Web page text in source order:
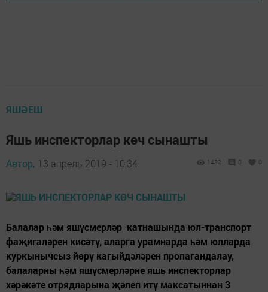
ЯШӘЕШ
Яшь инспекторлар көч сынашты
Автор, 13 апрель 2019 - 10:34 1432 0 0
Балалар һәм яшүсмерләр катнашында юл-транспорт
фаҗигаләрен кисәтү, аларга урамнарда һәм юлларда
куркынычсыз йөрү кагыйдәләрен пропагандалау,
балаларны һәм яшүсмерләрне яшь инспекторлар
хәрәкәте отрядларына җәлеп итү максатыннан 3